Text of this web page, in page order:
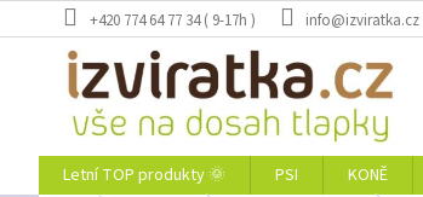
na
+420 774 64 77 34 ( 9-17h ) info@izviratka.cz
Letní TOP produkty 🌞 PSI KONĚ